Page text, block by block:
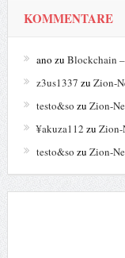
KOMMENTARE
ano zu Blockchain
z3us1337 zu Zion-
testo&so zu Zion-
¥akuza112 zu Zion-
testo&so zu Zion-